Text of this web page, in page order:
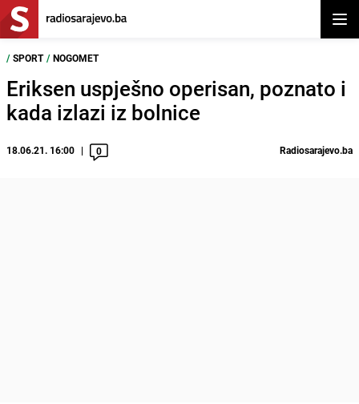
/ SPORT / NOGOMET
Eriksen uspješno operisan, poznato i
kada izlazi iz bolnice
18.06.21. 16:00 0 Radiosarajevo.ba